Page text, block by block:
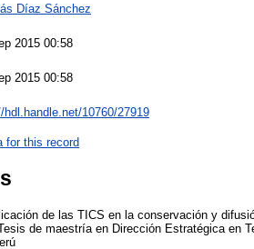
Díaz Sánchez
2015 00:58
2015 00:58
hdl.handle.net/10760/27919
for this record
de las TICS en la conservación y
de maestría en Dirección Estratégica en